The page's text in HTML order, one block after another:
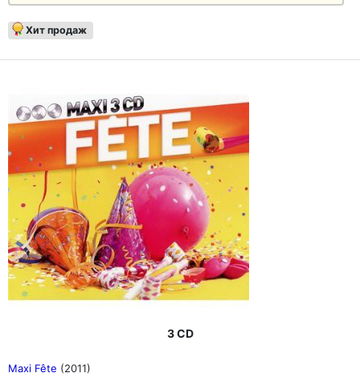
Хит продаж
3 CD
Maxi Fête (2011)